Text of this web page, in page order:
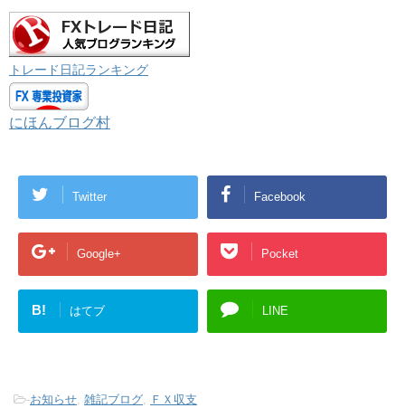
トレード日記ランキング
にほんブログ村
Twitter Facebook
Google+ Pocket
B! はてブ LINE
-お知らせ 雑記ブログ ＦＸ収支